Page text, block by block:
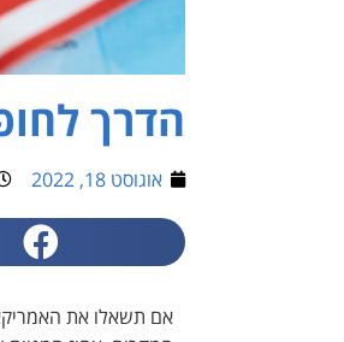
הדרך
אוגוסט 18, 2022
אם תשאלו את